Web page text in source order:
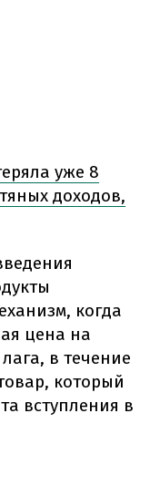
уже 8
доходов,
когда
цена на
в течение
который
вступления в